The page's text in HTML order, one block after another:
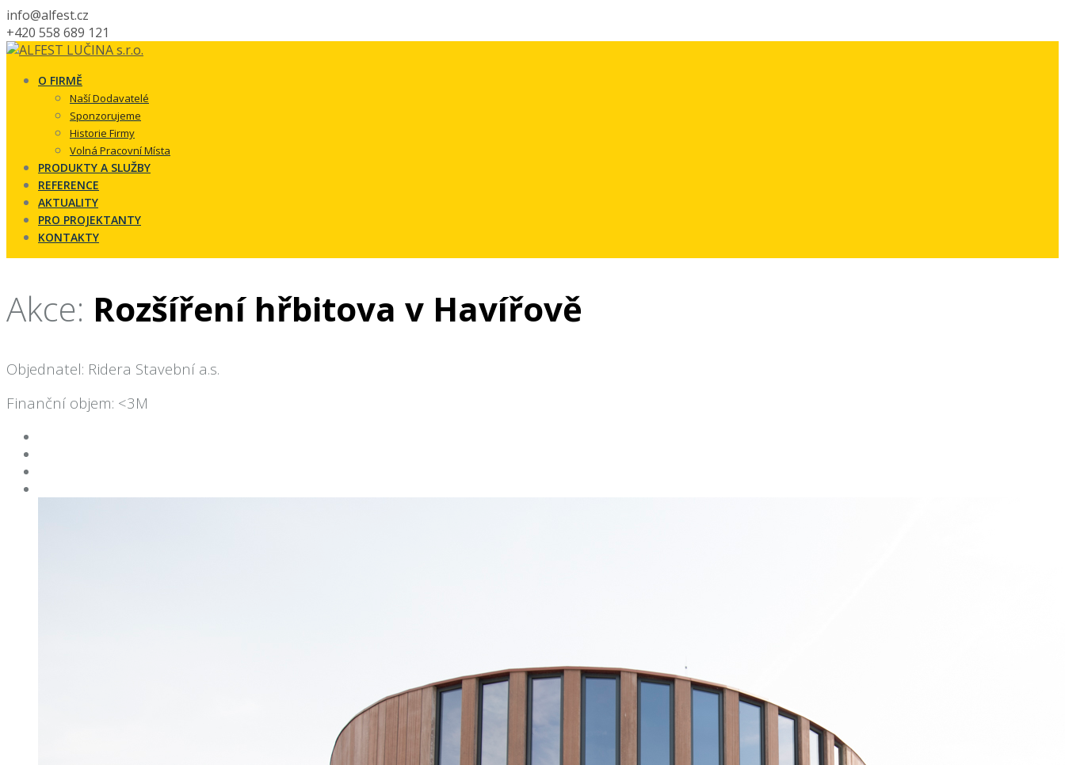
info@alfest.cz
+420 558 689 121
O FIRMĚ
Naší Dodavatelé
Sponzorujeme
Historie Firmy
Volná Pracovní Místa
PRODUKTY A SLUŽBY
REFERENCE
AKTUALITY
PRO PROJEKTANTY
KONTAKTY
Akce: Rozšíření hřbitova v Havířově
Objednatel: Ridera Stavební a.s.
Finanční objem: <3M